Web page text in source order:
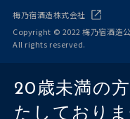
梅乃宿酒造株式会社
Copyright © 2022 梅乃宿酒造
All rights reserved.
20歳未満の
たしておりま